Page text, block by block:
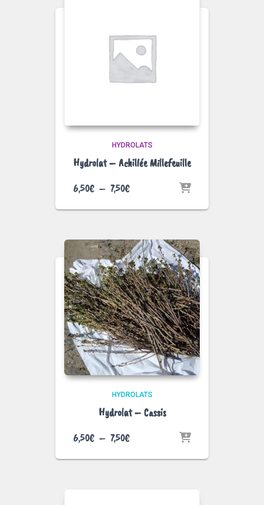
HYDROLATS
Hydrolat – Achillée Millefeuille
6,50€ – 7,50€Plage
prix :
à
7,50€
HYDROLATS
Hydrolat – Cassis
6,50€ – 7,50€Plage
prix :